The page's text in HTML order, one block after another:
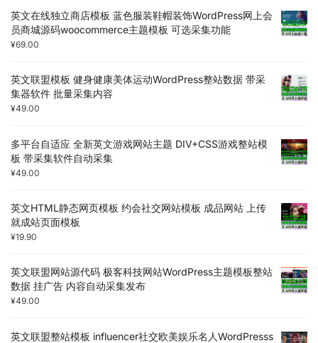
英文在线独立商店模板 蓝色服装鞋帽装饰WordPress网上会
员商城源码woocommerce主题模板 可选采集功能
¥69.00
英文联盟模板 健身健康美体运动WordPress整站数据 带采
集器软件 批量采集内容
¥49.00
多平台自适应 全新英文游戏网站主题 DIV+CSS游戏整站模
板 带采集软件自动采集
¥49.00
英文HTML静态网页模板 约会社交网站模板 成品网站 上传
就成站页面模板
¥19.90
英文联盟网站源代码 极客科技网站WordPress主题模板整站
数据 挂广告 内容自动采集发布
¥49.00
英文联盟整站模板 influencer社交欧美娱乐名人WordPresss